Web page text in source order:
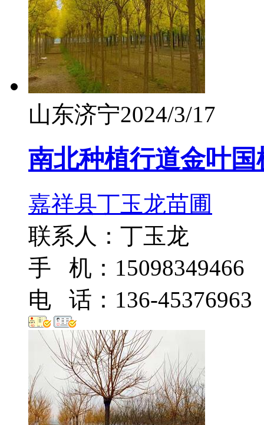
山东济宁2024/3/17
南北种植行道金叶
嘉祥县丁玉龙苗圃
联系人：丁玉龙
手 机：15098349466
电 话：136-45376963